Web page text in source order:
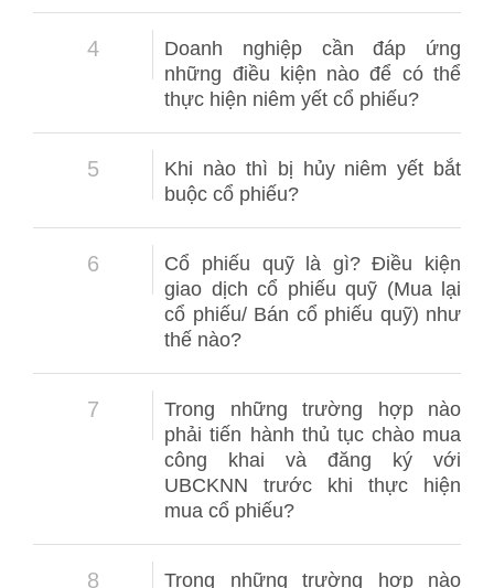
4
Doanh nghiệp cần đáp ứng
những điều kiện nào để có thể
thực hiện niêm yết cổ phiếu?
5
Khi nào thì bị hủy niêm yết bắt
buộc cổ phiếu?
6
Cổ phiếu quỹ là gì? Điều kiện
giao dịch cổ phiếu quỹ (Mua lại
cổ phiếu/ Bán cổ phiếu quỹ) như
thế nào?
7
Trong những trường hợp nào
phải tiến hành thủ tục chào mua
công khai và đăng ký với
UBCKNN trước khi thực hiện
mua cổ phiếu?
8
Trong những trường hợp nào